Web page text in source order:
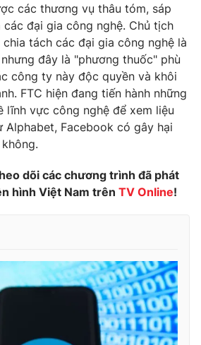
lai
các thương vụ thâu tóm, sáp
đại gia công nghệ. Chủ tịch
chia tách các đại gia công nghệ là
đây là "phương thuốc" phù
công ty này độc quyền và khôi
FTC hiện đang tiến hành những
lĩnh vực công nghệ để xem liệu
Facebook có gây hại
dõi các chương trình đã phát
hình Việt Nam trên TV Online!